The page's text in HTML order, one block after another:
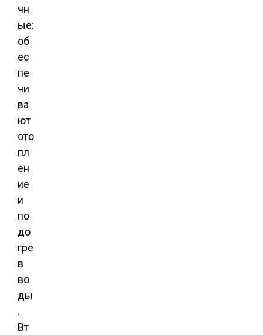
чн
ые:
об
ес
пе
чи
ва
ют
ото
пл
ен
ие
и
по
до
гре
в
во
ды
.
Вт